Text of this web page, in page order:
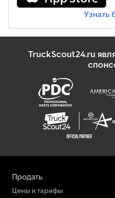
Узнать
TruckScout24.ru
Продать
Цены и тарифы